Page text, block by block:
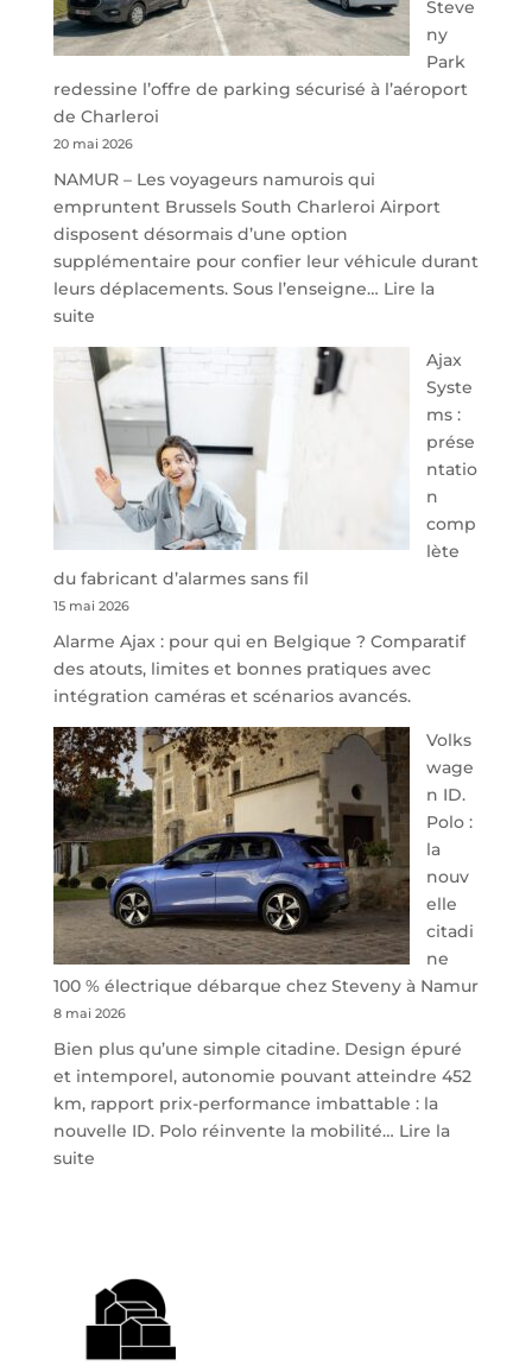
Steve
ny
Park
redessine l’offre de parking sécurisé à l’aéroport
de Charleroi
20 mai 2026
NAMUR – Les voyageurs namurois qui
empruntent Brussels South Charleroi Airport
disposent désormais d’une option
supplémentaire pour confier leur véhicule durant
leurs déplacements. Sous l’enseigne… Lire la
suite:
À
40
minutes
de
Namur,
Steveny
Park
redessine
de
parking
sécurisé
à
l’aéroport
de
Charleroi
Ajax
Syste
ms :
prése
ntatio
n
comp
lète
du fabricant d’alarmes sans fil
15 mai 2026
Alarme Ajax : pour qui en Belgique ? Comparatif
des atouts, limites et bonnes pratiques avec
intégration caméras et scénarios avancés.
Volks
wage
n ID.
Polo :
la
nouv
elle
citadi
ne
100 % électrique débarque chez Steveny à Namur
8 mai 2026
Bien plus qu’une simple citadine. Design épuré
et intemporel, autonomie pouvant atteindre 452
km, rapport prix-performance imbattable : la
nouvelle ID. Polo réinvente la mobilité… Lire la
suite:
la
nouvelle
citadine